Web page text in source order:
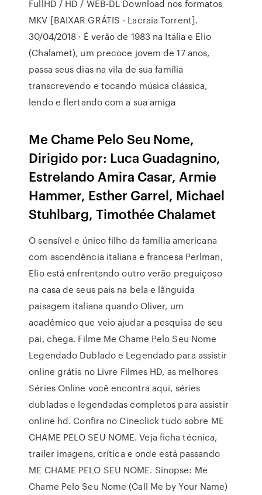
FullHD / HD / WEB-DL Download nos formatos
MKV [BAIXAR GRÁTIS - Lacraia Torrent].
30/04/2018 · É verão de 1983 na Itália e Elio
(Chalamet), um precoce jovem de 17 anos,
passa seus dias na vila de sua família
transcrevendo e tocando música clássica,
lendo e flertando com a sua amiga
Me Chame Pelo Seu Nome,
Dirigido por: Luca Guadagnino,
Estrelando Amira Casar, Armie
Hammer, Esther Garrel, Michael
Stuhlbarg, Timothée Chalamet
O sensível e único filho da família americana
com ascendência italiana e francesa Perlman,
Elio está enfrentando outro verão preguiçoso
na casa de seus pais na bela e lânguida
paisagem italiana quando Oliver, um
acadêmico que veio ajudar a pesquisa de seu
pai, chega. Filme Me Chame Pelo Seu Nome
Legendado Dublado e Legendado para assistir
online grátis no Livre Filmes HD, as melhores
Séries Online você encontra aqui, séries
dubladas e legendadas completos para assistir
online hd. Confira no Cineclick tudo sobre ME
CHAME PELO SEU NOME. Veja ficha técnica,
trailer imagens, crítica e onde está passando
ME CHAME PELO SEU NOME. Sinopse: Me
Chame Pelo Seu Nome (Call Me by Your Name)